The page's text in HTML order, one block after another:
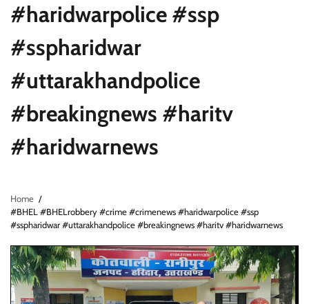
#haridwarpolice #ssp
#sspharidwar
#uttarakhandpolice
#breakingnews #haritv
#haridwarnews
Home
#BHEL #BHELrobbery #crime #crimenews #haridwarpolice #ssp
#sspharidwar #uttarakhandpolice #breakingnews #haritv #haridwarnews